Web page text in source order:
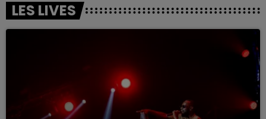
LES LIVES